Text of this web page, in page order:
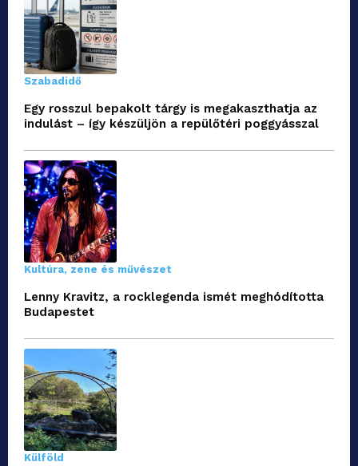
Szabadidő
Egy rosszul bepakolt tárgy is megakaszthatja az
indulást – így készüljön a repülőtéri poggyásszal
Kultúra, zene és művészet
Lenny Kravitz, a rocklegenda ismét meghódította
Budapestet
Külföld